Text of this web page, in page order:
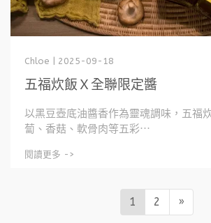
五福炊飯Ｘ全聯限定醬
Chloe | 2025-09-18
以黑豆壺底油醬香作為靈魂調味，五福
蔔、香菇、軟骨肉等五彩⋯
閱讀更多 ->
1 2 »